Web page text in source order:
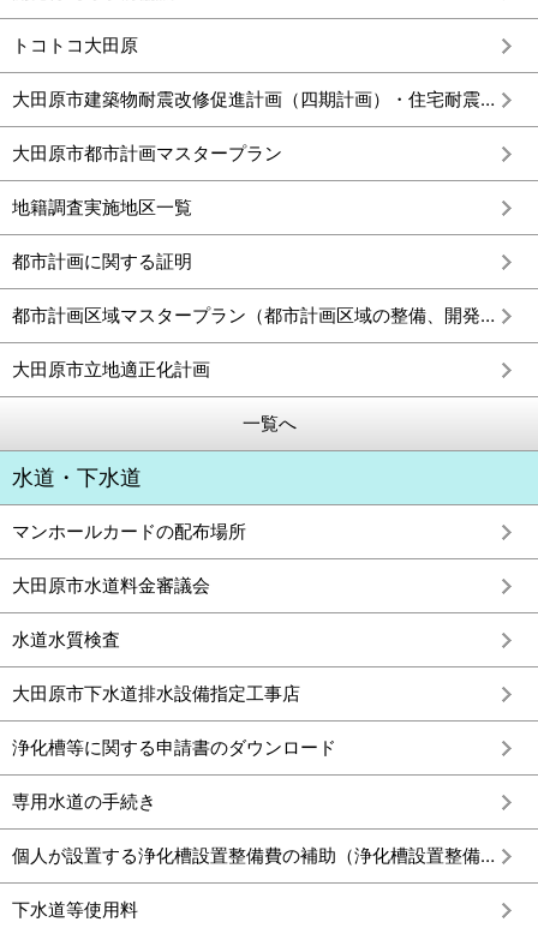
トコトコ大田原
大田原市建築物耐震改修促進計画（四期計画）・住宅耐震化緊急促進アクションプログラム
大田原市都市計画マスタープラン
地籍調査実施地区一覧
都市計画に関する証明
都市計画区域マスタープラン（都市計画区域の整備、開発及び保全の方針）
大田原市立地適正化計画
一覧へ
水道・下水道
マンホールカードの配布場所
大田原市水道料金審議会
水道水質検査
大田原市下水道排水設備指定工事店
浄化槽等に関する申請書のダウンロード
専用水道の手続き
個人が設置する浄化槽設置整備費の補助（浄化槽設置整備費補助金）
下水道等使用料